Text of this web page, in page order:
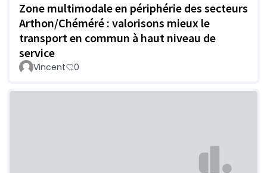
Zone multimodale en périphérie des secteurs
Arthon/Chéméré : valorisons mieux le
transport en commun à haut niveau de
service
Vincent 0